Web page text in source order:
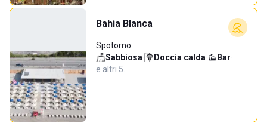
Bahia Blanca
Spotorno
Sabbiosa· Doccia calda· Bar·
e altri 5…